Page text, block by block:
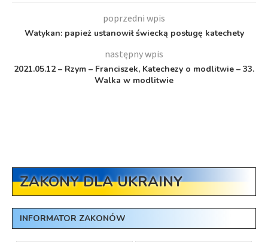
poprzedni wpis
Watykan: papież ustanowił świecką posługę katechety
następny wpis
2021.05.12 – Rzym – Franciszek, Katechezy o modlitwie – 33.
Walka w modlitwie
ZAKONY DLA UKRAINY
INFORMATOR ZAKONÓW